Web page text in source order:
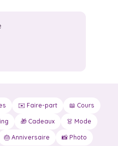
✉️ Faire-part 📖 Cours
🎁 Cadeaux 👗 Mode
🎂 Anniversaire 📸 Photo